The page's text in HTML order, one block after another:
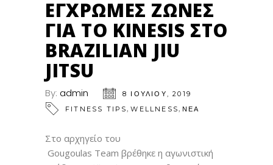
ΈΓΧΡΩΜΕΣ ΖΏΝΕΣ
ΓΙΑ ΤΟ KINESIS ΣΤΟ
BRAZILIAN JIU
JITSU
By: admin
8 ΙΟΥΛΊΟΥ, 2019
FITNESS TIPS,WELLNESS,ΝΕΑ
Στο αρχηγείο του
Gougoulas Team βρέθηκε η αγωνιστική